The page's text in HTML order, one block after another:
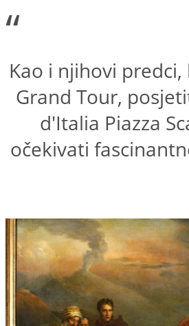
“
Kao i njihovi predci,
Grand Tour,
d'Italia Piazza
očekivati